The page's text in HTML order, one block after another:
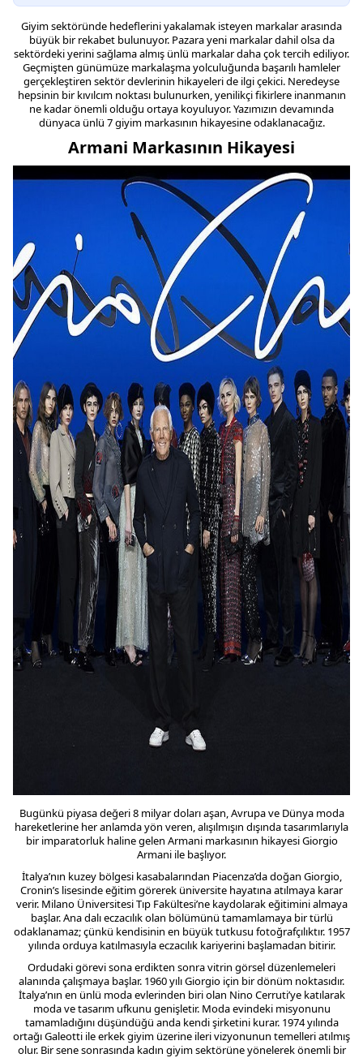
Giyim sektöründe hedeflerini yakalamak isteyen markalar arasında
büyük bir rekabet bulunuyor. Pazara yeni markalar dahil olsa da
sektördeki yerini sağlama almış ünlü markalar daha çok tercih ediliyor.
Geçmişten günümüze markalaşma yolculuğunda başarılı hamleler
gerçekleştiren sektör devlerinin hikayeleri de ilgi çekici. Neredeyse
hepsinin bir kıvılcım noktası bulunurken, yenilikçi fikirlere inanmanın
ne kadar önemli olduğu ortaya koyuluyor. Yazımızın devamında
dünyaca ünlü 7 giyim markasının hikayesine odaklanacağız.
Armani Markasının Hikayesi
Bugünkü piyasa değeri 8 milyar doları aşan, Avrupa ve Dünya moda
hareketlerine her anlamda yön veren, alışılmışın dışında tasarımlarıyla
bir imparatorluk haline gelen Armani markasının hikayesi Giorgio
Armani ile başlıyor.
İtalya’nın kuzey bölgesi kasabalarından Piacenza’da doğan Giorgio,
Cronin’s lisesinde eğitim görerek üniversite hayatına atılmaya karar
verir. Milano Üniversitesi Tıp Fakültesi’ne kaydolarak eğitimini almaya
başlar. Ana dalı eczacılık olan bölümünü tamamlamaya bir türlü
odaklanamaz; çünkü kendisinin en büyük tutkusu fotoğrafçılıktır. 1957
yılında orduya katılmasıyla eczacılık kariyerini başlamadan bitirir.
Ordudaki görevi sona erdikten sonra vitrin görsel düzenlemeleri
alanında çalışmaya başlar. 1960 yılı Giorgio için bir dönüm noktasıdır.
İtalya’nın en ünlü moda evlerinden biri olan Nino Cerruti’ye katılarak
moda ve tasarım ufkunu genişletir. Moda evindeki misyonunu
tamamladığını düşündüğü anda kendi şirketini kurar. 1974 yılında
ortağı Galeotti ile erkek giyim üzerine ileri vizyonunun temelleri atılmış
olur. Bir sene sonrasında kadın giyim sektörüne yönelerek önemli bir